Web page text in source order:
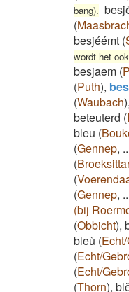
bang).
(
besjéémt (
wordt het
besjaem (
(Puth),
(Waubach),
beteuterd (
bleu (
(Gennep,
(
(
(Gennep,
(bij
(Obbicht),
bleù (
(Echt/
(Echt/
(Thorn),